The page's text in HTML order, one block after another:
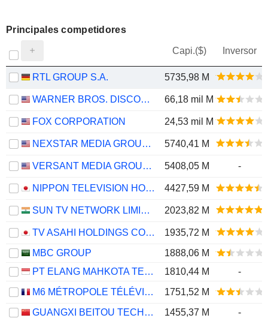
Principales competidores
Capi.($) Inversor
RTL GROUP S.A. 5735,98 M
WARNER BROS. DISCOVERY, INC. 66,18 mil M
FOX CORPORATION 24,53 mil M
NEXSTAR MEDIA GROUP, INC. 5740,41 M
VERSANT MEDIA GROUP, INC. 5408,05 M -
NIPPON TELEVISION HOLDINGS, INC. 4427,59 M
SUN TV NETWORK LIMITED 2023,82 M
TV ASAHI HOLDINGS CORPORATION
1935,72 M
MBC GROUP
1888,06 M
PT ELANG MAHKOTA TEKNOLOGI TBK
1810,44 M
-
M6 MÉTROPOLE TÉLÉVISION
1751,52 M
GUANGXI BEITOU TECHNOLOGY COMPANY LIMITED
1455,37 M
-